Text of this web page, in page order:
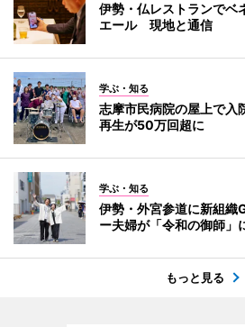
伊勢・仏レストランでベ
エール 現地と通信
学ぶ・知る
志摩市民病院の屋上で
再生が50万回超に
学ぶ・知る
伊勢・外宮参道に新組
ー夫婦が「令和の御師」
もっと見る